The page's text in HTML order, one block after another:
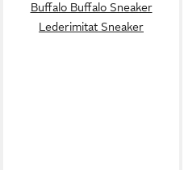
Buffalo Buffalo Sneaker
Lederimitat Sneaker